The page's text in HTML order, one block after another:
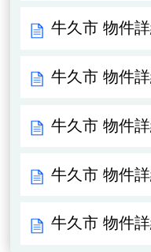
牛久市 物件
牛久市 物件
牛久市 物件
牛久市 物件
牛久市 物件